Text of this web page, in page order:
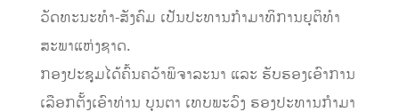
ວັດທະນະທຳ-ສັງຄົມ ເປັນປະທານກຳມາທິການຍຸຕິທໍາ
ສະພາແຫ່ງຊາດ.
ກອງປະຊຸມໄດ້ຄົ້ນຄວ້າພິຈາລະນາ ແລະ ຮັບຮອງເອົາການ
ເລືອກຕັ້ງເອົາທ່ານ ບຸນຕາ ເທບພະວົງ ຮອງປະທານກໍາມາ